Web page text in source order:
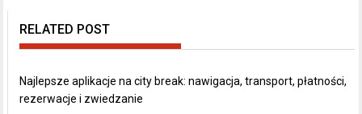
RELATED POST
Najlepsze aplikacje na city break: nawigacja, transport, płatności,
rezerwacje i zwiedzanie